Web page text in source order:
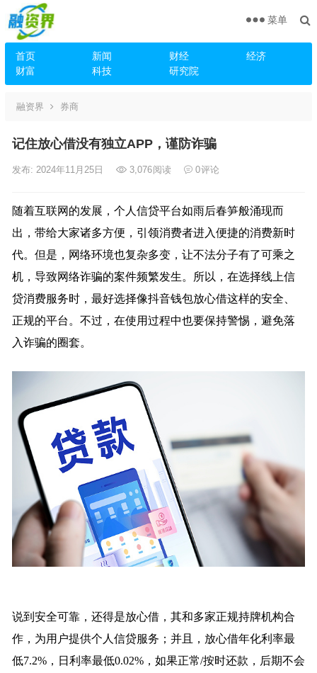
首页 新闻 财经
经济
财富
科技 研究院
菜单
融资界 券商
记住放心借没有独立APP，谨防诈骗
发布: 2024年11月25日 3,076阅读 0评论
随着互联网的发展，个人信贷平台如雨后春笋般涌现而
出，带给大家诸多方便，引领消费者进入便捷的消费新时
代。但是，网络环境也复杂多变，让不法分子有了可乘之
机，导致网络诈骗的案件频繁发生。所以，在选择线上信
贷消费服务时，最好选择像抖音钱包放心借这样的安全、
正规的平台。不过，在使用过程中也要保持警惕，避免落
入诈骗的圈套。
说到安全可靠，还得是放心借，其和多家正规持牌机构合
作，为用户提供个人信贷服务；并且，放心借年化利率最
低7.2%，日利率最低0.02%，如果正常/按时还款，后期不会